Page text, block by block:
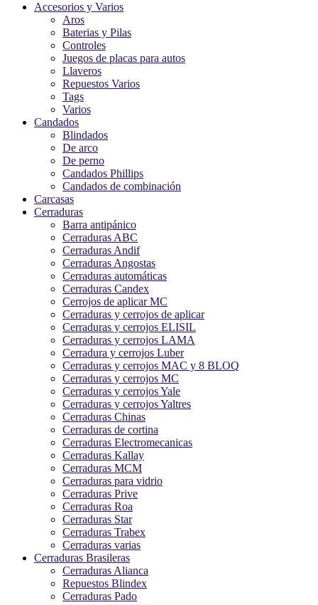
Accesorios y Varios
Aros
Baterias y Pilas
Controles
Juegos de placas para autos
Llaveros
Repuestos Varios
Tags
Varios
Candados
Blindados
De arco
De perno
Candados Phillips
Candados de combinación
Carcasas
Cerraduras
Barra antipánico
Cerraduras ABC
Cerraduras Andif
Cerraduras Angostas
Cerraduras automáticas
Cerraduras Candex
Cerrojos de aplicar MC
Cerraduras y cerrojos de aplicar
Cerraduras y cerrojos ELISIL
Cerraduras y cerrojos LAMA
Cerradura y cerrojos Luber
Cerraduras y cerrojos MAC y 8 BLOQ
Cerraduras y cerrojos MC
Cerraduras y cerrojos Yale
Cerraduras y cerrojos Yaltres
Cerraduras Chinas
Cerraduras de cortina
Cerraduras Electromecanicas
Cerraduras Kallay
Cerraduras MCM
Cerraduras para vidrio
Cerraduras Prive
Cerraduras Roa
Cerraduras Star
Cerraduras Trabex
Cerraduras varias
Cerraduras Brasileras
Cerraduras Alianca
Repuestos Blindex
Cerraduras Pado